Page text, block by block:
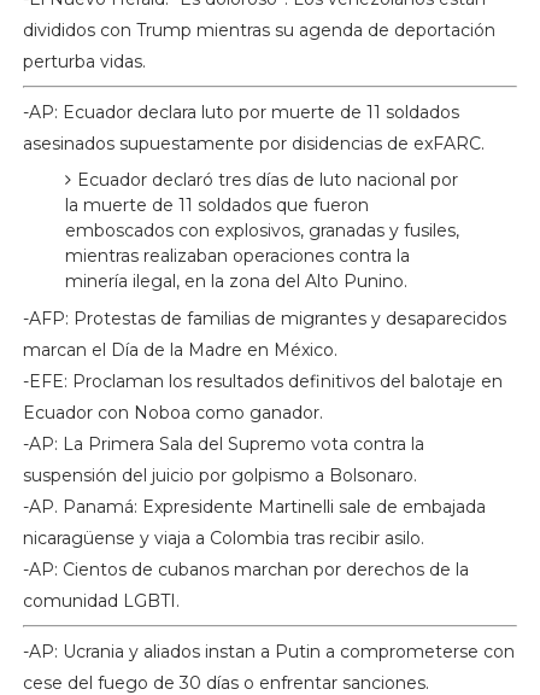
divididos con Trump mientras su agenda de deportación
perturba vidas.
-AP: Ecuador declara luto por muerte de 11 soldados
asesinados supuestamente por disidencias de exFARC.
Ecuador declaró tres días de luto nacional por
la muerte de 11 soldados que fueron
emboscados con explosivos, granadas y fusiles,
mientras realizaban operaciones contra la
minería ilegal, en la zona del Alto Punino.
-AFP: Protestas de familias de migrantes y desaparecidos
marcan el Día de la Madre en México.
-EFE: Proclaman los resultados definitivos del balotaje en
Ecuador con Noboa como ganador.
-AP: La Primera Sala del Supremo vota contra la
suspensión del juicio por golpismo a Bolsonaro.
-AP. Panamá: Expresidente Martinelli sale de embajada
nicaragüense y viaja a Colombia tras recibir asilo.
-AP: Cientos de cubanos marchan por derechos de la
comunidad LGBTI.
-AP: Ucrania y aliados instan a Putin a comprometerse con
cese del fuego de 30 días o enfrentar sanciones.